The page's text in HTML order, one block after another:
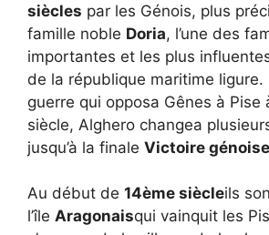
siècles par les Génois, plus
famille noble Doria, l’une des
importantes et les plus
de la république maritime ligure.
guerre qui opposa Gênes à Pise
siècle, Alghero changea
jusqu’à la finale Victoire génoise
Au début de 14ème siècleils
l’île Aragonaisqui vainquit les